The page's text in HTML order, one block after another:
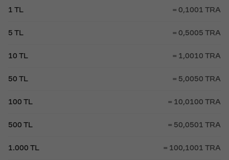
1 TL = 0,1001 TRA
5 TL = 0,5005 TRA
10 TL = 1,0010 TRA
50 TL = 5,0050 TRA
100 TL = 10,0100 TRA
500 TL = 50,0501 TRA
1.000 TL = 100,1001 TRA